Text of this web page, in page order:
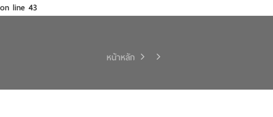
on line 43
หน้าหลัก